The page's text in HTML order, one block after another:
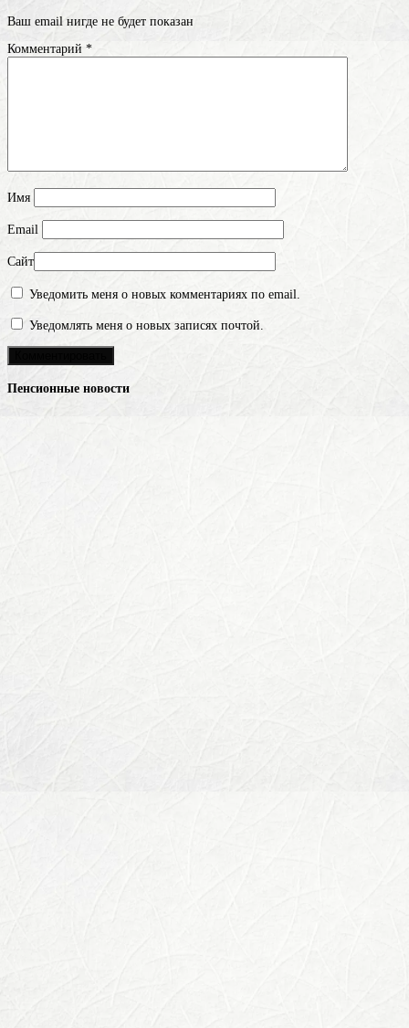
Ваш email нигде не будет показан
Комментарий *
Имя
Email
Сайт
Уведомить меня о новых комментариях по email.
Уведомлять меня о новых записях почтой.
Пенсионные новости